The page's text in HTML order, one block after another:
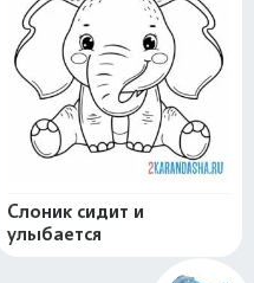
Слоник сидит и
улыбается